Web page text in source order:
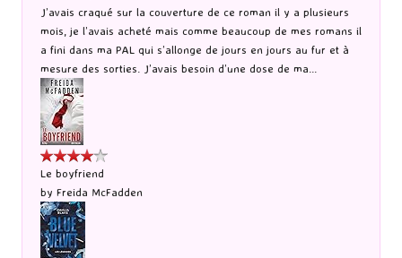
J’avais craqué sur la couverture de ce roman il y a plusieurs
mois, je l’avais acheté mais comme beaucoup de mes romans il
a fini dans ma PAL qui s’allonge de jours en jours au fur et à
mesure des sorties. J’avais besoin d’une dose de ma...
Le boyfriend
by Freida McFadden